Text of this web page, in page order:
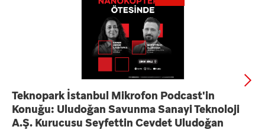
Teknopark İstanbul Mikrofon Podcast'in
Konuğu: Uludoğan Savunma Sanayi Teknoloji
A.Ş. Kurucusu Seyfettin Cevdet Uludoğan